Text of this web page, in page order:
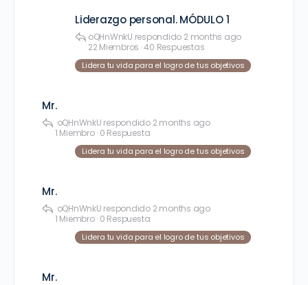
Liderazgo personal. MÓDULO 1
oQHnWnkU respondido 2 months ago
22 Miembros ·40 Respuestas
Lidera tu vida para el logro de tus objetivos
Mr.
oQHnWnkU respondido 2 months ago
1 Miembro· 0 Respuesta
Lidera tu vida para el logro de tus objetivos
Mr.
oQHnWnkU respondido 2 months ago
1 Miembro· 0 Respuesta
Lidera tu vida para el logro de tus objetivos
Mr.